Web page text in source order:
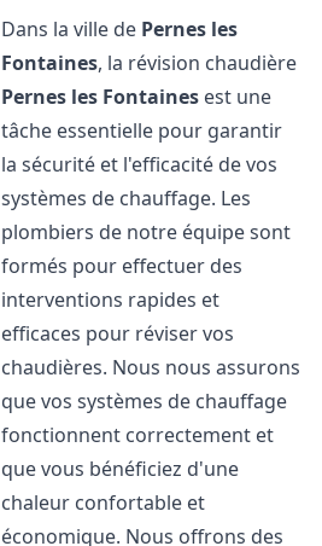
Dans la ville de Pernes les
Fontaines, la révision chaudière
Pernes les Fontaines est une
tâche essentielle pour garantir
la sécurité et l'efficacité de vos
systèmes de chauffage. Les
plombiers de notre équipe sont
formés pour effectuer des
interventions rapides et
efficaces pour réviser vos
chaudières. Nous nous assurons
que vos systèmes de chauffage
fonctionnent correctement et
que vous bénéficiez d'une
chaleur confortable et
économique. Nous offrons des